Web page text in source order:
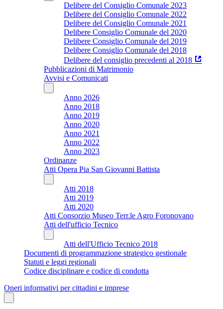
Delibere del Consiglio Comunale 2023
Delibere del Consiglio Comunale 2022
Delibere del Consiglio Comunale 2021
Delibere Consiglio Comunale del 2020
Delibere Consiglio Comunale del 2019
Delibere Consiglio Comunale del 2018
Delibere del consiglio precedenti al 2018
Pubblicazioni di Matrimonio
Avvisi e Comunicati
Anno 2026
Anno 2018
Anno 2019
Anno 2020
Anno 2021
Anno 2022
Anno 2023
Ordinanze
Atti Opera Pia San Giovanni Battista
Atti 2018
Atti 2019
Atti 2020
Atti Consorzio Museo Terr.le Agro Foronovano
Atti dell'ufficio Tecnico
Atti dell'Ufficio Tecnico 2018
Documenti di programmazione strategico gestionale
Statuti e leggi regionali
Codice disciplinare e codice di condotta
Oneri informativi per cittadini e imprese